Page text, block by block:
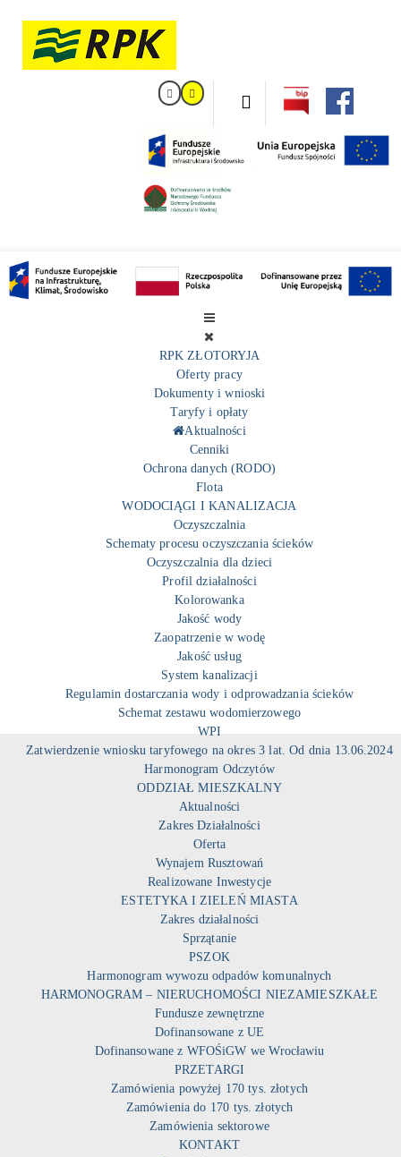
RPK ZŁOTORYJA
Oferty pracy
Dokumenty i wnioski
Taryfy i opłaty
Aktualności
Cenniki
Ochrona danych (RODO)
Flota
WODOCIĄGI I KANALIZACJA
Oczyszczalnia
Schematy procesu oczyszczania ścieków
Oczyszczalnia dla dzieci
Profil działalności
Kolorowanka
Jakość wody
Zaopatrzenie w wodę
Jakość usług
System kanalizacji
Regulamin dostarczania wody i odprowadzania ścieków
Schemat zestawu wodomierzowego
WPI
Zatwierdzenie wniosku taryfowego na okres 3 lat. Od dnia 13.06.2024
Harmonogram Odczytów
ODDZIAŁ MIESZKALNY
Aktualności
Zakres Działalności
Oferta
Wynajem Rusztowań
Realizowane Inwestycje
ESTETYKA I ZIELEŃ MIASTA
Zakres działalności
Sprzątanie
PSZOK
Harmonogram wywozu odpadów komunalnych
HARMONOGRAM – NIERUCHOMOŚCI NIEZAMIESZKAŁE
Fundusze zewnętrzne
Dofinansowane z UE
Dofinansowane z WFOŚiGW we Wrocławiu
PRZETARGI
Zamówienia powyżej 170 tys. złotych
Zamówienia do 170 tys. złotych
Zamówienia sektorowe
KONTAKT